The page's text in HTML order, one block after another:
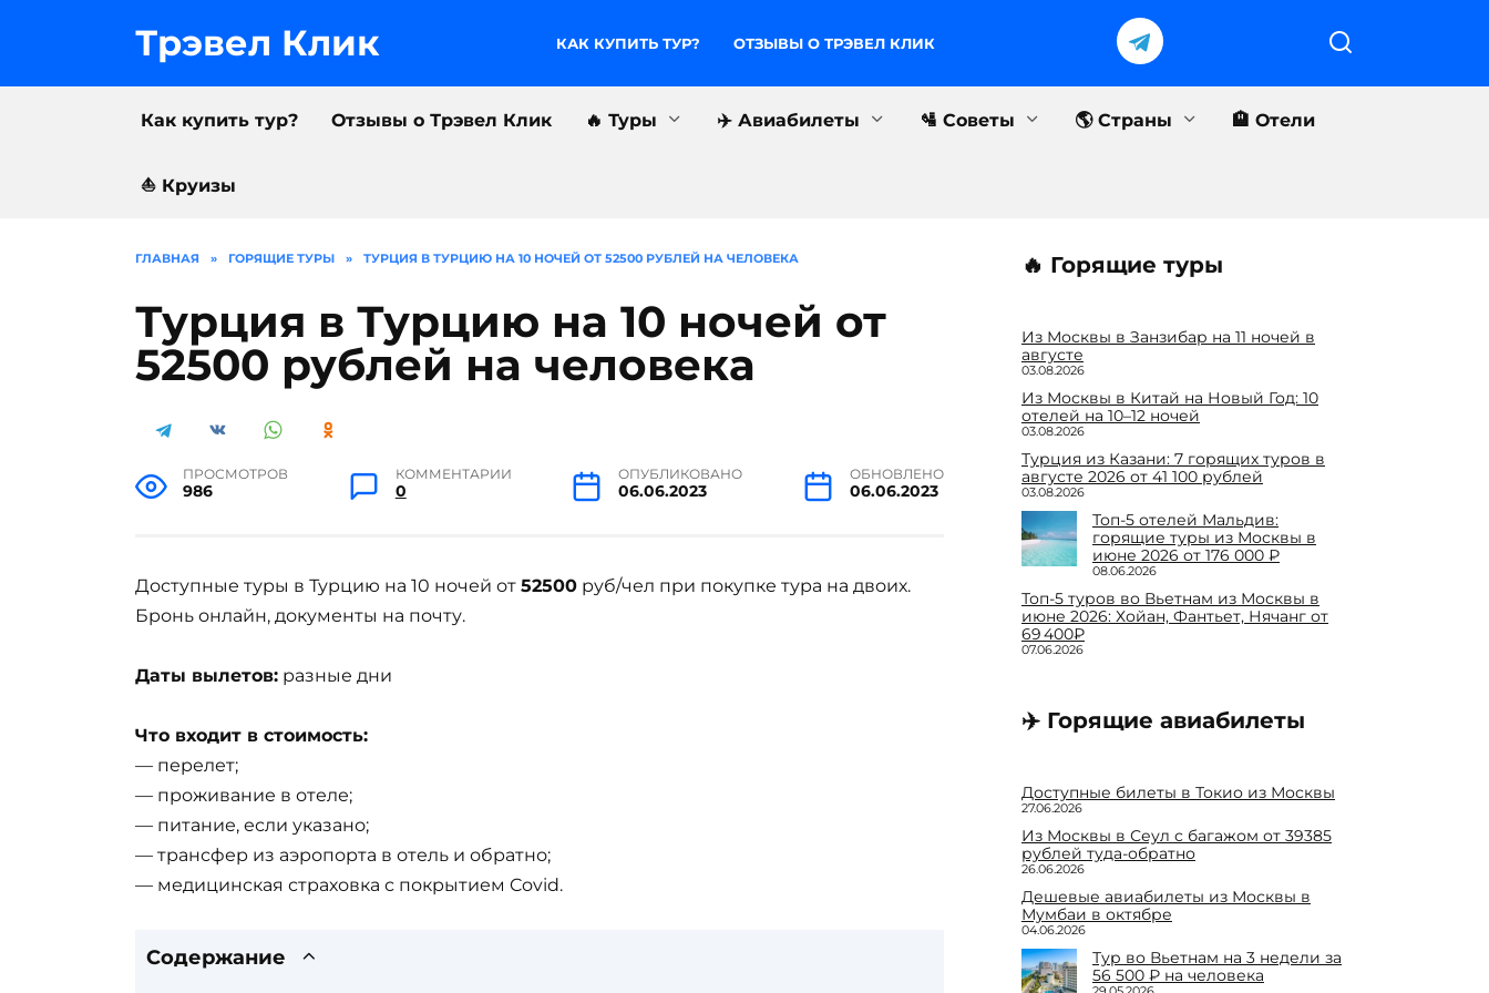
Трэвел Клик КАК КУПИТЬ ТУР? ОТЗЫВЫ О ТРЭВЕЛ КЛИК
Как купить тур? Отзывы о Трэвел Клик 🔥 Туры ✈️ Авиабилеты 🛂 Советы 🌎 Страны 🏨 Отели
⛵️ Круизы
ГЛАВНАЯ » ГОРЯЩИЕ ТУРЫ » ТУРЦИЯ В ТУРЦИЮ НА 10 НОЧЕЙ ОТ 52500 РУБЛЕЙ НА ЧЕЛОВЕКА
Турция в Турцию на 10 ночей от
52500 рублей на человека
ПРОСМОТРОВ
986
КОММЕНТАРИИ
0
ОПУБЛИКОВАНО
06.06.2023
ОБНОВЛЕНО
06.06.2023
Доступные туры в Турцию на 10 ночей от 52500 руб/чел при покупке тура на двоих.
Бронь онлайн, документы на почту.
Даты вылетов: разные дни
Что входит в стоимость:
— перелет;
— проживание в отеле;
— питание, если указано;
— трансфер из аэропорта в отель и обратно;
— медицинская страховка с покрытием Covid.
Содержание
🔥 Горящие туры
Из Москвы в Занзибар на 11 ночей в
августе
03.08.2026
Из Москвы в Китай на Новый Год: 10
отелей на 10–12 ночей
03.08.2026
Турция из Казани: 7 горящих туров в
августе 2026 от 41 100 рублей
03.08.2026
Топ-5 отелей Мальдив:
горящие туры из Москвы в
июне 2026 от 176 000 ₽
08.06.2026
Топ-5 туров во Вьетнам из Москвы в
июне 2026: Хойан, Фантьет, Нячанг от
69 400₽
07.06.2026
✈️ Горящие авиабилеты
Доступные билеты в Токио из Москвы
27.06.2026
Из Москвы в Сеул с багажом от 39385
рублей туда-обратно
26.06.2026
Дешевые авиабилеты из Москвы в
Мумбаи в октябре
04.06.2026
Тур во Вьетнам на 3 недели за
56 500 ₽ на человека